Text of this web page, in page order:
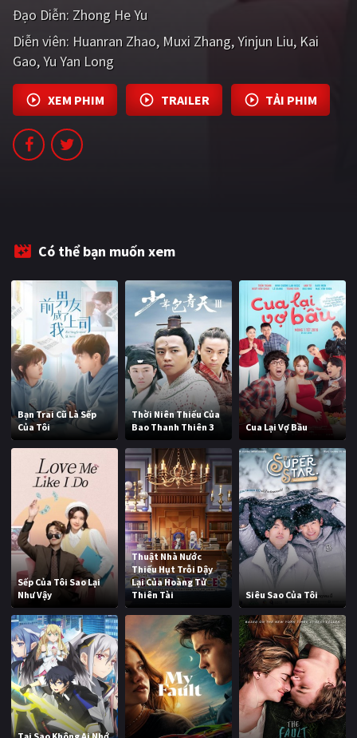
Đạo Diễn: Zhong He Yu
Diễn viên: Huanran Zhao Muxi Zhang Yinjun Liu Kai
Gao Yu Yan Long
XEM PHIM TRAILER TẢI PHIM
Có thể bạn muốn xem
Bạn Trai Cũ Là Sếp
Của Tôi
Thời Niên Thiếu Của
Bao Thanh Thiên 3
Cua Lại Vợ Bầu
Sếp Của Tôi Sao Lại
Như Vậy
Thuật Nhà Nước
Thiếu Hụt Trỗi Dậy
Lại Của Hoàng Tử
Thiên Tài
Siêu Sao Của Tôi